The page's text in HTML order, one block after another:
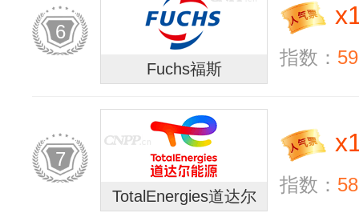
6
Fuchs福斯
x
指数：
7
TotalEnergies道达尔
x
指数：